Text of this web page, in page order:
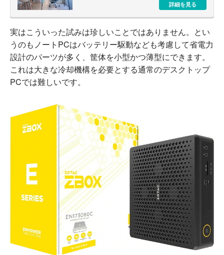
詳細を見る
実はこういった試みは珍しいことではありません。とい
うのもノートPCはバッテリー駆動なども考慮して省電力
設計のパーツが多く、筐体を小型かつ薄型にできます。
これは大きな冷却機構を必要とする通常のデスクトップ
PCでは難しいです。